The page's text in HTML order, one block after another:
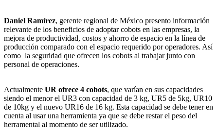
Daniel Ramírez, gerente regional de México presento información
relevante de los beneficios de adoptar cobots en las empresas, la
mejora de productividad, costos y ahorro de espacio en la línea de
producción comparado con el espacio requerido por operadores. Así
como la seguridad que ofrecen los cobots al trabajar junto con
personal de operaciones.
Actualmente UR ofrece 4 cobots, que varían en sus capacidades
siendo el menor el UR3 con capacidad de 3 kg, UR5 de 5kg, UR10
de 10kg y el nuevo UR16 de 16 kg. Esta capacidad se debe tener en
cuenta al usar una herramienta ya que se debe restar el peso del
herramental al momento de ser utilizado.